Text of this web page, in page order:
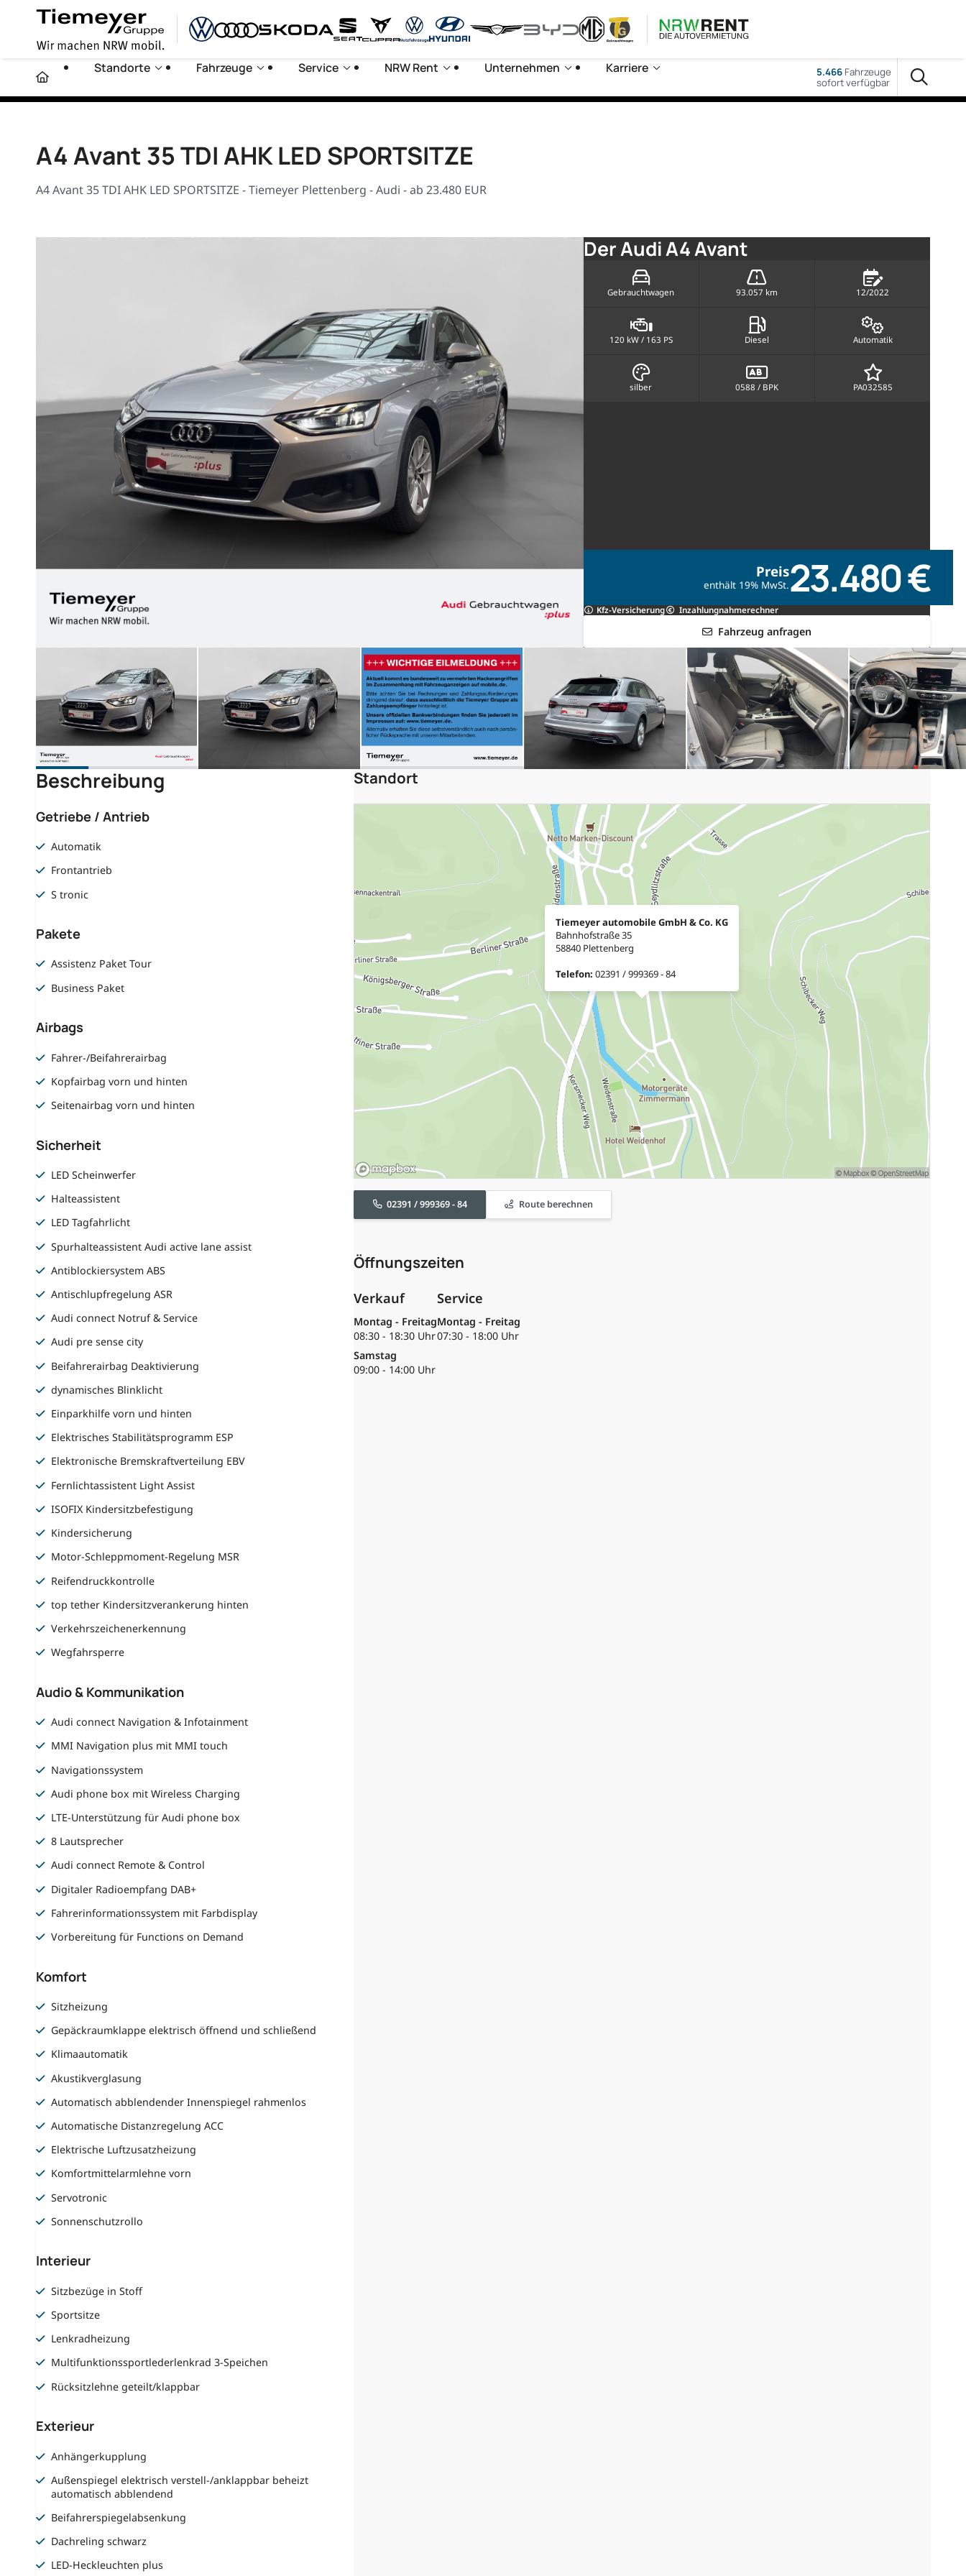
Standorte Fahrzeuge Service NRW Rent Unternehmen Karriere 5.466Fahrzeuge
sofort verfügbar
A4 Avant 35 TDI AHK LED SPORTSITZE
A4 Avant 35 TDI AHK LED SPORTSITZE - Tiemeyer Plettenberg - Audi - ab 23.480 EUR
Der Audi A4 Avant
Gebrauchtwagen 93.057 km 12/2022
120 kW / 163 PS Diesel Automatik
silber 0588 / BPK PA032585
Preis
enthält 19% MwSt.23.480 €
Kfz-Versicherung Inzahlungnahmerechner
Fahrzeug anfragen
Beschreibung
Getriebe / Antrieb
Automatik
Frontantrieb
S tronic
Pakete
Assistenz Paket Tour
Business Paket
Airbags
Fahrer-/Beifahrerairbag
Kopfairbag vorn und hinten
Seitenairbag vorn und hinten
Sicherheit
LED Scheinwerfer
Halteassistent
LED Tagfahrlicht
Spurhalteassistent Audi active lane assist
Antiblockiersystem ABS
Antischlupfregelung ASR
Audi connect Notruf & Service
Audi pre sense city
Beifahrerairbag Deaktivierung
dynamisches Blinklicht
Einparkhilfe vorn und hinten
Elektrisches Stabilitätsprogramm ESP
Elektronische Bremskraftverteilung EBV
Fernlichtassistent Light Assist
ISOFIX Kindersitzbefestigung
Kindersicherung
Motor-Schleppmoment-Regelung MSR
Reifendruckkontrolle
top tether Kindersitzverankerung hinten
Verkehrszeichenerkennung
Wegfahrsperre
Audio & Kommunikation
Audi connect Navigation & Infotainment
MMI Navigation plus mit MMI touch
Navigationssystem
Audi phone box mit Wireless Charging
LTE-Unterstützung für Audi phone box
8 Lautsprecher
Audi connect Remote & Control
Digitaler Radioempfang DAB+
Fahrerinformationssystem mit Farbdisplay
Vorbereitung für Functions on Demand
Komfort
Sitzheizung
Gepäckraumklappe elektrisch öffnend und schließend
Klimaautomatik
Akustikverglasung
Automatisch abblendender Innenspiegel rahmenlos
Automatische Distanzregelung ACC
Elektrische Luftzusatzheizung
Komfortmittelarmlehne vorn
Servotronic
Sonnenschutzrollo
Interieur
Sitzbezüge in Stoff
Sportsitze
Lenkradheizung
Multifunktionssportlederlenkrad 3-Speichen
Rücksitzlehne geteilt/klappbar
Exterieur
Anhängerkupplung
Außenspiegel elektrisch verstell-/anklappbar beheizt
automatisch abblendend
Beifahrerspiegelabsenkung
Dachreling schwarz
LED-Heckleuchten plus
Standort
Tiemeyer automobile GmbH & Co. KG
Bahnhofstraße 35
58840 Plettenberg
Telefon: 02391 / 999369 - 84
02391 / 999369 - 84 Route berechnen
Öffnungszeiten
Verkauf
Montag - Freitag
08:30 - 18:30 Uhr
Samstag
09:00 - 14:00 Uhr
Service
Montag - Freitag
07:30 - 18:00 Uhr